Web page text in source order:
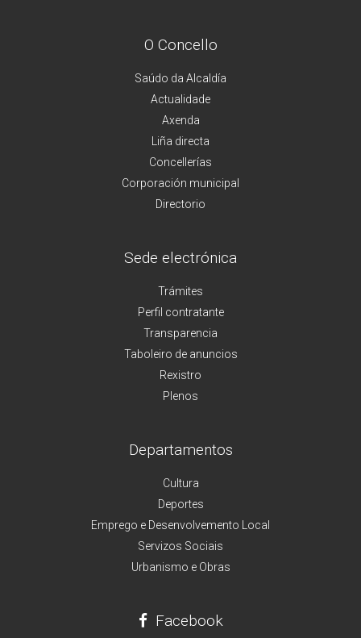
O Concello
Saúdo da Alcaldía
Actualidade
Axenda
Liña directa
Concellerías
Corporación municipal
Directorio
Sede electrónica
Trámites
Perfil contratante
Transparencia
Taboleiro de anuncios
Rexistro
Plenos
Departamentos
Cultura
Deportes
Emprego e Desenvolvemento Local
Servizos Sociais
Urbanismo e Obras
Facebook